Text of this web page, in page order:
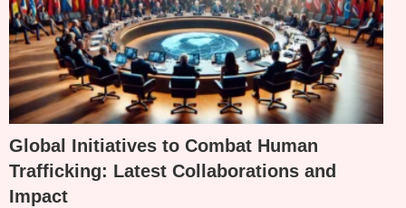
Global Initiatives to Combat Human
Trafficking: Latest Collaborations and
Impact